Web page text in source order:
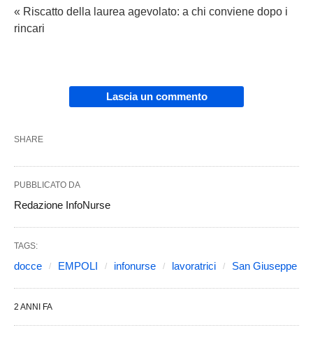
« Riscatto della laurea agevolato: a chi conviene dopo i
rincari
Lascia un commento
SHARE
PUBBLICATO DA
Redazione InfoNurse
TAGS:
docce EMPOLI infonurse lavoratrici San Giuseppe
2 ANNI FA